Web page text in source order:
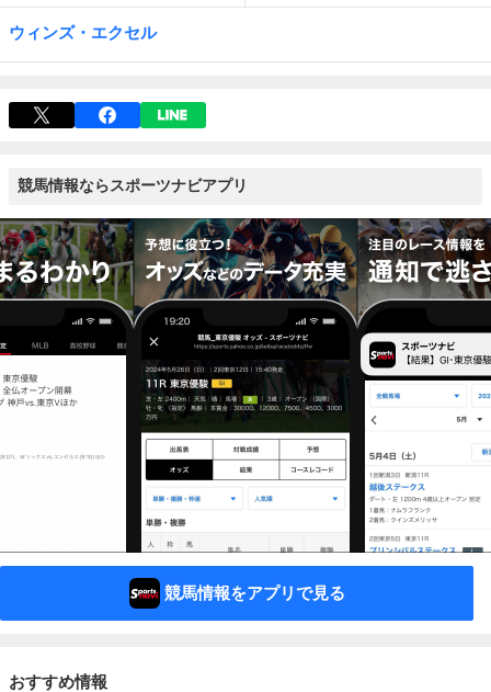
ウィンズ・エクセル
競馬情報ならスポーツナビアプリ
競馬情報をアプリで見る
おすすめ情報